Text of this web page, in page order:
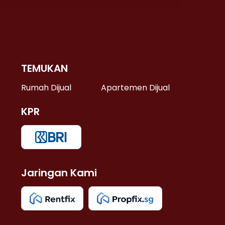
TEMUKAN
Rumah Dijual Apartemen Dijual
KPR
Jaringan Kami